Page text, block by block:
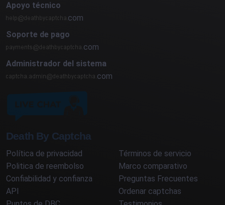
Apoyo técnico
com
Soporte de pago
com
Administrador del sistema
com
Death By Captcha
Política de privacidad
Términos de servicio
Politica de reembolso
Marco comparativo
Confiabilidad y confianza
Preguntas Frecuentes
API
Ordenar captchas